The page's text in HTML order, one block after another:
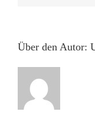
Über den Autor: